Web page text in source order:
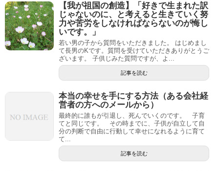
【我が祖国の創造】「好きで生まれた訳
じゃないのに、と考えると生きていく努
力や苦労をしなければならないのが悔し
いです。」
若い男の子から質問をいただきました。 はじめまし
て長男のKです。質問を受けていただきありがとうご
ざいます。 子供じみた質問ですが、よ...
記事を読む
本当の幸せを手にする方法（ある会社経
営者の方へのメールから）
最終的に誰もが引退し、死んでいくのです。 子育
てと同じです。 その時までに、子供が自立して自
分の判断で自由に行動して幸せになれるように育て
て...
記事を読む